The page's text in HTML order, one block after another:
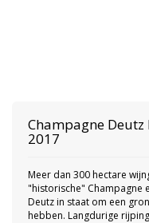
Champagne Deutz
2017
Meer dan 300 hectare
"historische" Champagne
Deutz in staat om een
hebben. Langdurige